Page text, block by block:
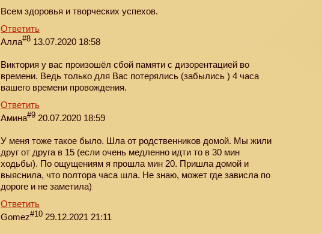
Всем здоровья и творческих успехов.
Ответить
Алла#8 13.07.2020 18:58
Виктория у вас произошёл сбой памяти с дизорентацией во
времени. Ведь только для Вас потерялись (забылись ) 4 часа
вашего времени провождения.
Ответить
Амина#9 20.07.2020 18:59
У меня тоже такое было. Шла от родственников домой. Мы жили
друг от друга в 15 (если очень медленно идти то в 30 мин
ходьбы). По ощущениям я прошла мин 20. Пришла домой и
выяснила, что полтора часа шла. Не знаю, может где зависла по
дороге и не заметила)
Ответить
Gomez#10 29.12.2021 21:11